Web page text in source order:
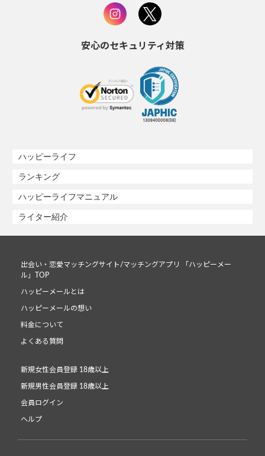
安心のセキュリティ対策
ハッピーライフ
ランキング
ハッピーライフマニュアル
ライター紹介
出会い・恋愛マッチングサイト/マッチングアプリ 「ハッピーメー
ル」TOP
ハッピーメールとは
ハッピーメールの想い
料金について
よくある質問
新規女性会員登録 18歳以上
新規男性会員登録 18歳以上
会員ログイン
ヘルプ